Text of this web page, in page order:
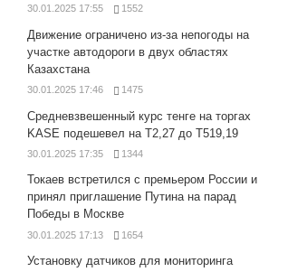
30.01.2025 17:55 1552
Движение ограничено из-за непогоды на
участке автодороги в двух областях
Казахстана
30.01.2025 17:46 1475
Средневзвешенный курс тенге на торгах
KASE подешевел на Т2,27 до Т519,19
30.01.2025 17:35 1344
Токаев встретился с премьером России и
принял приглашение Путина на парад
Победы в Москве
30.01.2025 17:13 1654
Установку датчиков для мониторинга